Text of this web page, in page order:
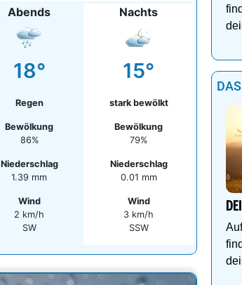
Abends
18°
Regen
Bewölkung
86%
Niederschlag
1.39 mm
Wind
2 km/h
SW
Nachts
15°
stark bewölkt
Bewölkung
79%
Niederschlag
0.01 mm
Wind
3 km/h
SSW